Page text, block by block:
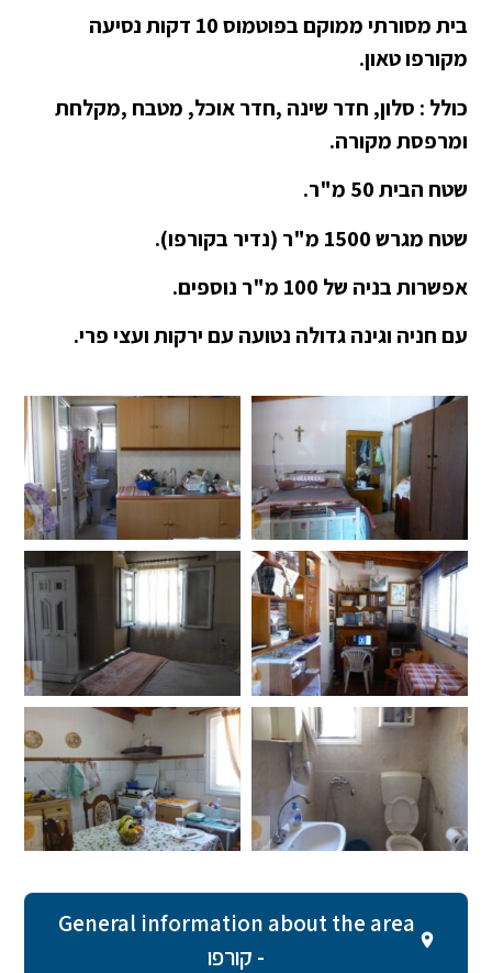
בית מסורתי ממוקם בפוטמוס 10 דקות נסיעה
מקורפו טאון.
כולל : סלון, חדר שינה ,חדר אוכל, מטבח ,מקלחת
ומרפסת מקורה.
שטח הבית 50 מ"ר.
שטח מגרש 1500 מ"ר (נדיר בקורפו).
אפשרות בניה של 100 מ"ר נוספים.
עם חניה וגינה גדולה נטועה עם ירקות ועצי פרי.
General information about the area
- קורפו